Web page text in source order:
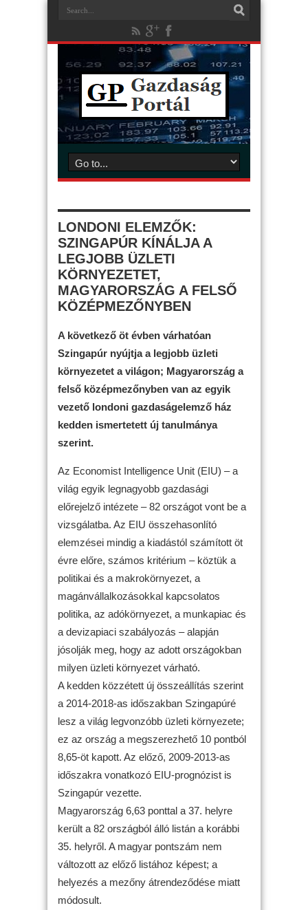
LONDONI ELEMZŐK:
SZINGAPÚR KÍNÁLJA A
LEGJOBB ÜZLETI
KÖRNYEZETET,
MAGYARORSZÁG A FELSŐ
KÖZÉPMEZŐNYBEN
A következő öt évben várhatóan
Szingapúr nyújtja a legjobb üzleti
környezetet a világon; Magyarország a
felső középmezőnyben van az egyik
vezető londoni gazdaságelemző ház
kedden ismertetett új tanulmánya
szerint.
Az Economist Intelligence Unit (EIU) – a
világ egyik legnagyobb gazdasági
előrejelző intézete – 82 országot vont be a
vizsgálatba. Az EIU összehasonlító
elemzései mindig a kiadástól számított öt
évre előre, számos kritérium – köztük a
politikai és a makrokörnyezet, a
magánvállalkozásokkal kapcsolatos
politika, az adókörnyezet, a munkapiac és
a devizapiaci szabályozás – alapján
jósolják meg, hogy az adott országokban
milyen üzleti környezet várható.
A kedden közzétett új összeállítás szerint
a 2014-2018-as időszakban Szingapúré
lesz a világ legvonzóbb üzleti környezete;
ez az ország a megszerezhető 10 pontból
8,65-öt kapott. Az előző, 2009-2013-as
időszakra vonatkozó EIU-prognózist is
Szingapúr vezette.
Magyarország 6,63 ponttal a 37. helyre
került a 82 országból álló listán a korábbi
35. helyről. A magyar pontszám nem
változott az előző listához képest; a
helyezés a mezőny átrendeződése miatt
módosult.